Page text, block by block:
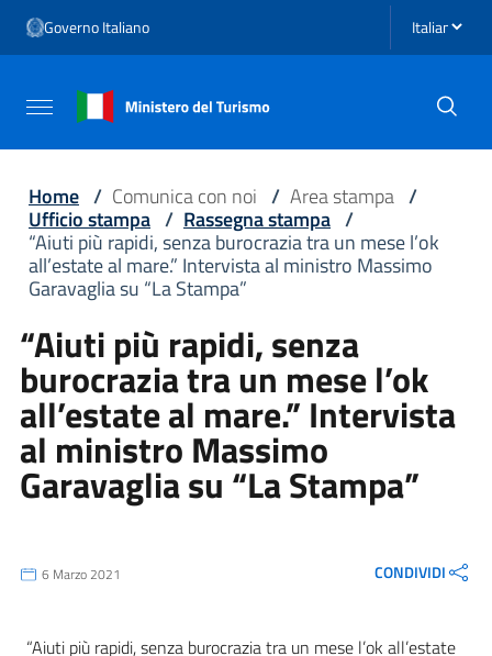
Vai al menu di navigazione
Vai al footer
Governo Italiano Seleziona
Attiva / disattiva la navigazione
Home / Comunica con noi / Area stampa /
Ufficio stampa / Rassegna stampa /
“Aiuti più rapidi, senza burocrazia tra un mese l’ok
all’estate al mare.” Intervista al ministro Massimo
Garavaglia su “La Stampa”
“Aiuti più rapidi, senza
burocrazia tra un mese l’ok
all’estate al mare.” Intervista
al ministro Massimo
Garavaglia su “La Stampa”
6 Marzo 2021 CONDIVIDI
“Aiuti più rapidi, senza burocrazia tra un mese l’ok all’estate